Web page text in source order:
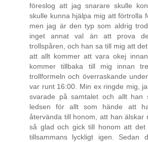
föreslog att jag snarare skulle
skulle kunna hjälpa mig att förtrolla
men jag är den typ som aldrig
inget annat val än att prova
trollspåren, och han sa till mig att
att allt kommer att vara okej
kommer tillbaka till mig innan
trollformeln och överraskande
var runt 16:00. Min ex ringde mig,
svarade på samtalet och allt
ledsen för allt som hände att
återvända till honom, att han älskar
så glad och gick till honom att
tillsammans lyckligt igen. Sedan